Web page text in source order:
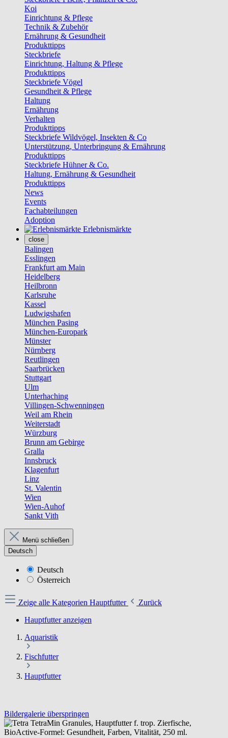
Koi
Einrichtung & Pflege
Technik & Zubehör
Ernährung & Gesundheit
Produkttipps
Steckbriefe
Einrichtung, Haltung & Pflege
Produkttipps
Steckbriefe Vögel
Gesundheit & Pflege
Haltung
Ernährung
Verhalten
Produkttipps
Steckbriefe Wildvögel, Insekten & Co
Unterstützung, Unterbringung & Ernährung
Produkttipps
Steckbriefe Hühner & Co.
Haltung, Ernährung & Gesundheit
Produkttipps
News
Events
Fachabteilungen
Adoption
Erlebnismärkte
close
Balingen
Esslingen
Frankfurt am Main
Heidelberg
Heilbronn
Karlsruhe
Kassel
Ludwigshafen
München Pasing
München-Europark
Münster
Nürnberg
Reutlingen
Saarbrücken
Stuttgart
Ulm
Unterhaching
Villingen-Schwenningen
Weil am Rhein
Weiterstadt
Würzburg
Brunn am Gebirge
Gralla
Innsbruck
Klagenfurt
Linz
St. Valentin
Wien
Wien-Auhof
Sankt Vith
Menü schließen
Deutsch
Deutsch
Österreich
Zeige alle Kategorien Hauptfutter
Zurück
Hauptfutter anzeigen
Aquaristik
Fischfutter
Hauptfutter
Bildergalerie überspringen